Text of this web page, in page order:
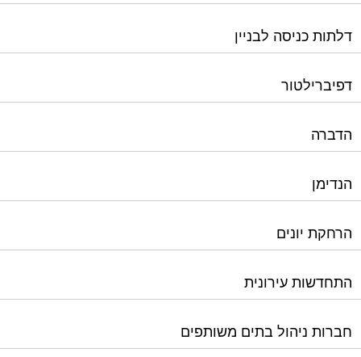
דלתות כניסה לבניין
דפיברילטור
הדברה
הנדימן
הרחקת יונים
התחדשות עירונית
חברות ניהול בתים משותפים